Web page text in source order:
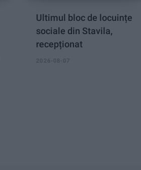
Ultimul bloc de locuințe
sociale din Stavila,
recepționat
2026-08-07